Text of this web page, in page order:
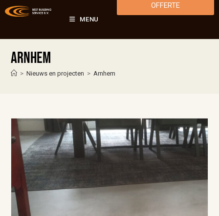
MENU
OFFERTE
Arnhem
> Nieuws en projecten > Arnhem